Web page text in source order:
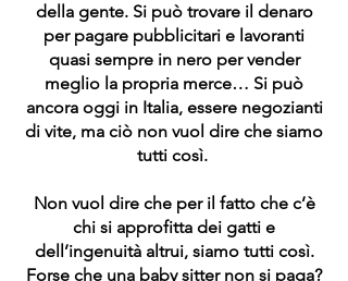
della gente. Si può trovare il denaro
per pagare pubblicitari e lavoranti
quasi sempre in nero per vender
meglio la propria merce… Si può
ancora oggi in Italia, essere negozianti
di vite, ma ciò non vuol dire che siamo
tutti così.
Non vuol dire che per il fatto che c’è
chi si approfitta dei gatti e
dell’ingenuità altrui, siamo tutti così.
Forse che una baby sitter non si paga?